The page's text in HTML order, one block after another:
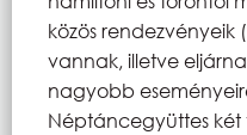
közös rendezvényeik
vannak, illetve
nagyobb
Néptáncegyüttes